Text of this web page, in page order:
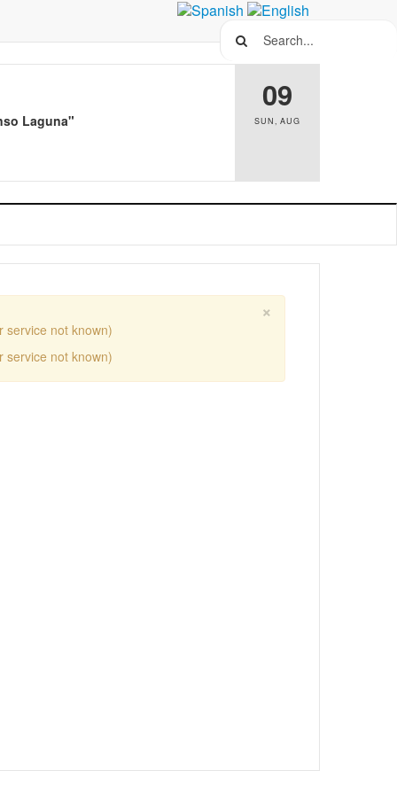
Laguna"
09
SUN, AUG
×
service not known)
service not known)